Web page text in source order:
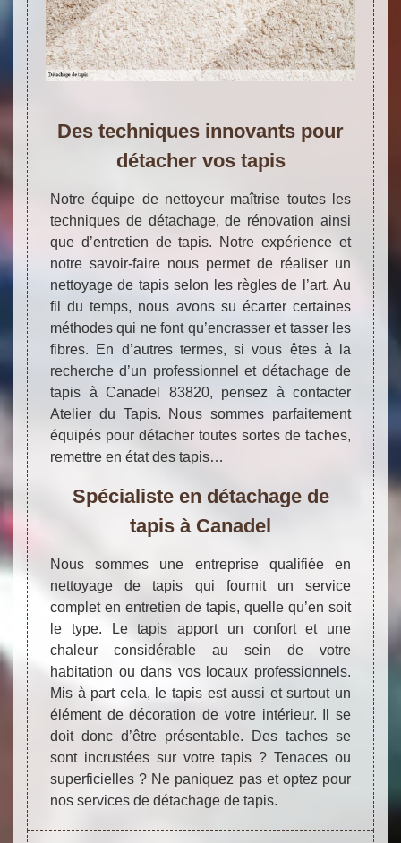
Des techniques innovants pour
détacher vos tapis
Notre équipe de nettoyeur maîtrise toutes les
techniques de détachage, de rénovation ainsi
que d’entretien de tapis. Notre expérience et
notre savoir-faire nous permet de réaliser un
nettoyage de tapis selon les règles de l’art. Au
fil du temps, nous avons su écarter certaines
méthodes qui ne font qu’encrasser et tasser les
fibres. En d’autres termes, si vous êtes à la
recherche d’un professionnel et détachage de
tapis à Canadel 83820, pensez à contacter
Atelier du Tapis. Nous sommes parfaitement
équipés pour détacher toutes sortes de taches,
remettre en état des tapis…
Spécialiste en détachage de
tapis à Canadel
Nous sommes une entreprise qualifiée en
nettoyage de tapis qui fournit un service
complet en entretien de tapis, quelle qu’en soit
le type. Le tapis apport un confort et une
chaleur considérable au sein de votre
habitation ou dans vos locaux professionnels.
Mis à part cela, le tapis est aussi et surtout un
élément de décoration de votre intérieur. Il se
doit donc d’être présentable. Des taches se
sont incrustées sur votre tapis ? Tenaces ou
superficielles ? Ne paniquez pas et optez pour
nos services de détachage de tapis.